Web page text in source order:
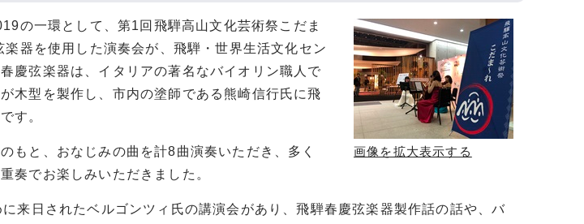
画像を拡大表示する
の一環として、第1回飛騨高山文化芸術祭こだま
器を使用した演奏会が、飛騨・世界生活文化セン
慶弦楽器は、イタリアの著名なバイオリン職人で
木型を製作し、市内の塗師である熊崎信行氏に飛
す。
もと、おなじみの曲を計8曲演奏いただき、多く
奏でお楽しみいただきました。
来日されたベルゴンツィ氏の講演会があり、飛騨春慶弦楽器製作話の話や、バ